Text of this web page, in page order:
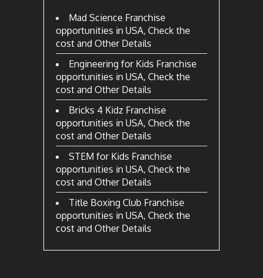
Mad Science Franchise
opportunities in USA, Check the
cost and Other Details
Engineering for Kids Franchise
opportunities in USA, Check the
cost and Other Details
Bricks 4 Kidz Franchise
opportunities in USA, Check the
cost and Other Details
STEM for Kids Franchise
opportunities in USA, Check the
cost and Other Details
Title Boxing Club Franchise
opportunities in USA, Check the
cost and Other Details